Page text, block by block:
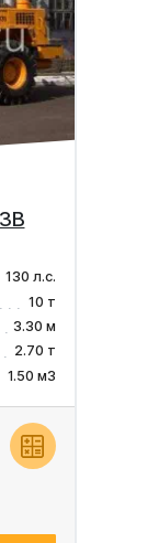
130 л.с.
10 т
3.30 м
2.70 т
1.50 м3